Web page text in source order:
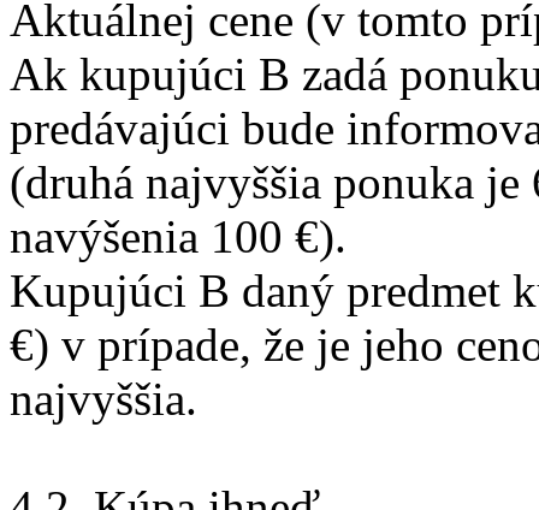
Aktuálnej cene (v tomto
Ak kupujúci B zadá
predávajúci bude
(druhá najvyššia ponuka
navýšenia 100 €).
Kupujúci B daný predmet
€) v prípade, že je jeho
najvyššia.